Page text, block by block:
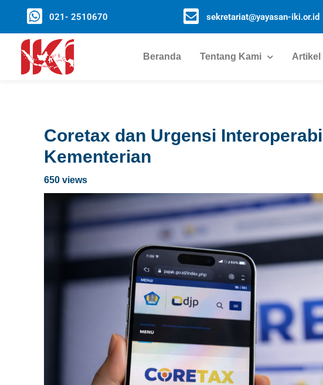
021- 2510670 sekretariat@yayasan-iki.or.id
Beranda Tentang Kami Artikel
Coretax dan Urgensi
Kementerian
650 views